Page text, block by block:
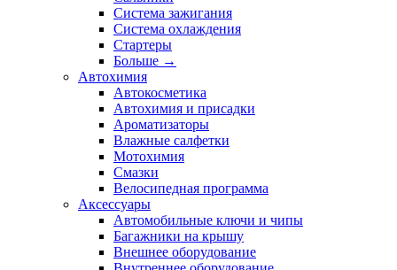
Система зажигания
Система охлаждения
Стартеры
Больше →
Автохимия
Автокосметика
Автохимия и присадки
Ароматизаторы
Влажные салфетки
Мотохимия
Смазки
Велосипедная программа
Аксессуары
Автомобильные ключи и чипы
Багажники на крышу
Внешнее оборудование